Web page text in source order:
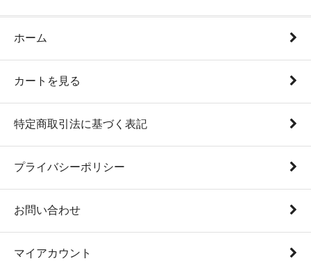
ホーム
カートを見る
特定商取引法に基づく表記
プライバシーポリシー
お問い合わせ
マイアカウント